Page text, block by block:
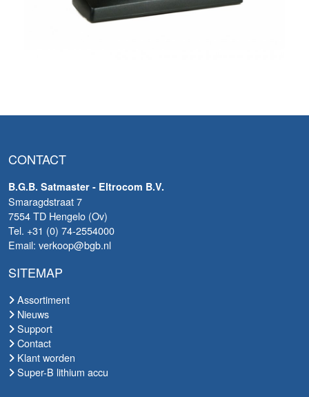
CONTACT
B.G.B. Satmaster - Eltrocom B.V.
Smaragdstraat 7
7554 TD Hengelo (Ov)
Tel. +31 (0) 74-2554000
Email: verkoop@bgb.nl
SITEMAP
Assortiment
Nieuws
Support
Contact
Klant worden
Super-B lithium accu